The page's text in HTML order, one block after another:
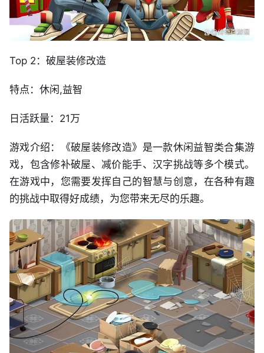
Top 2：破屋装修改造
特点：休闲,益智
日活跃量：21万
游戏介绍：《破屋装修改造》是一款休闲益智类合集游
戏，包含修补破屋、减价能手、汉字挑战等多个模式。
在游戏中，您需要发挥自己的智慧与创意，在各种有趣
的挑战中取得好成绩，为您带来无尽的乐趣。